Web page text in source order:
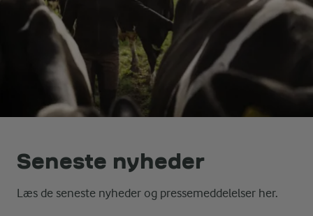
Seneste nyheder
Læs de seneste nyheder og pressemeddelelser her.